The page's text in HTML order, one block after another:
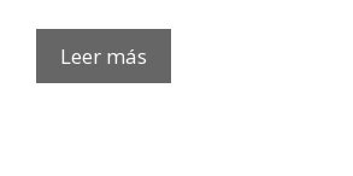
Leer más
DE